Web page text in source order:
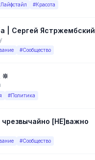
#Красота
| Сергей Ястржембский
#Сообщество
#Политика
[НЕ]важно
#Сообщество